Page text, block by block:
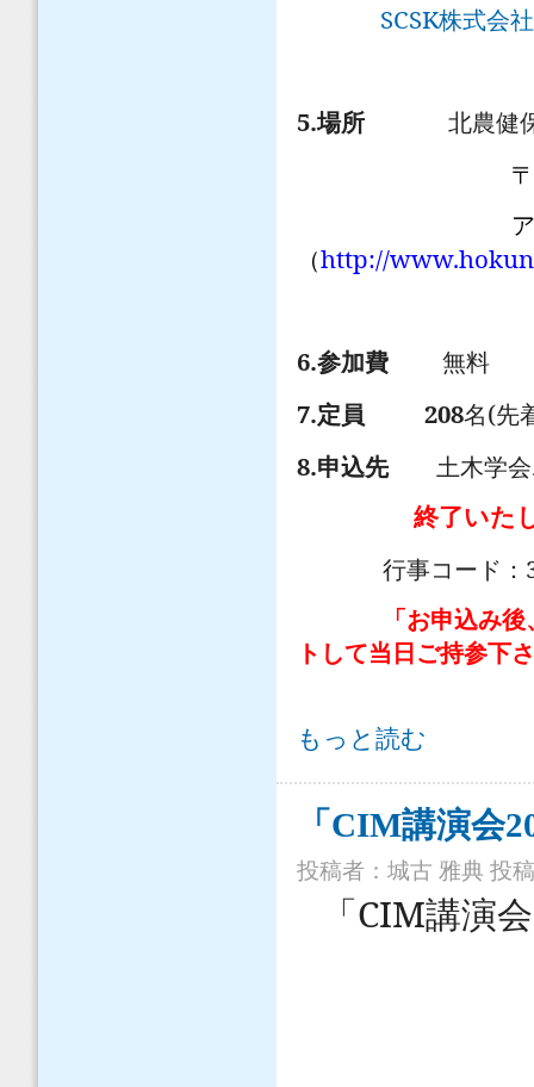
SCSK株式会社
5.場所
北農健
〒
アク
（http://
6.参加費 無料
7.定員 208名(先
8.申込先
土木学
終了いた
行事コード：
「お申込み
トして当日ご持参下
「CIM講演会2015（札幌）」の開催
もっと読む
「CIM講演会
投稿者： 城古 雅典 投
「 CIM講演会